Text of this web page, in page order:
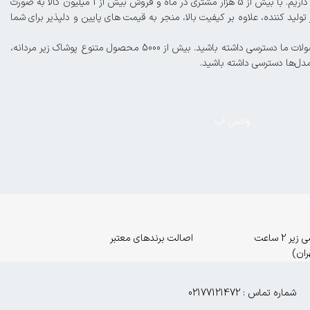
کننده، علاوه بر کیفیت بالا، منجر به قیمت های پایین و دلپذیر برای شما
کمترین فاصله با مشتریان عزیز و ارائه خدمات و فروش حرفه‌ای از اهداف ماست. شما میتوانید در صورت تمایل، به صورت اورژانسی و زیر ۴ ساعت کاری به محصولات ما دسترسی داشته باشید. بیش از 5000 محصول متنوع پوشاک زیر مردانه،
دسترسی داشته باشید.
اصالت برندهای معتبر
ارسال اورژانسی زیر 2 ساعت
شماره تماس : 02177121472